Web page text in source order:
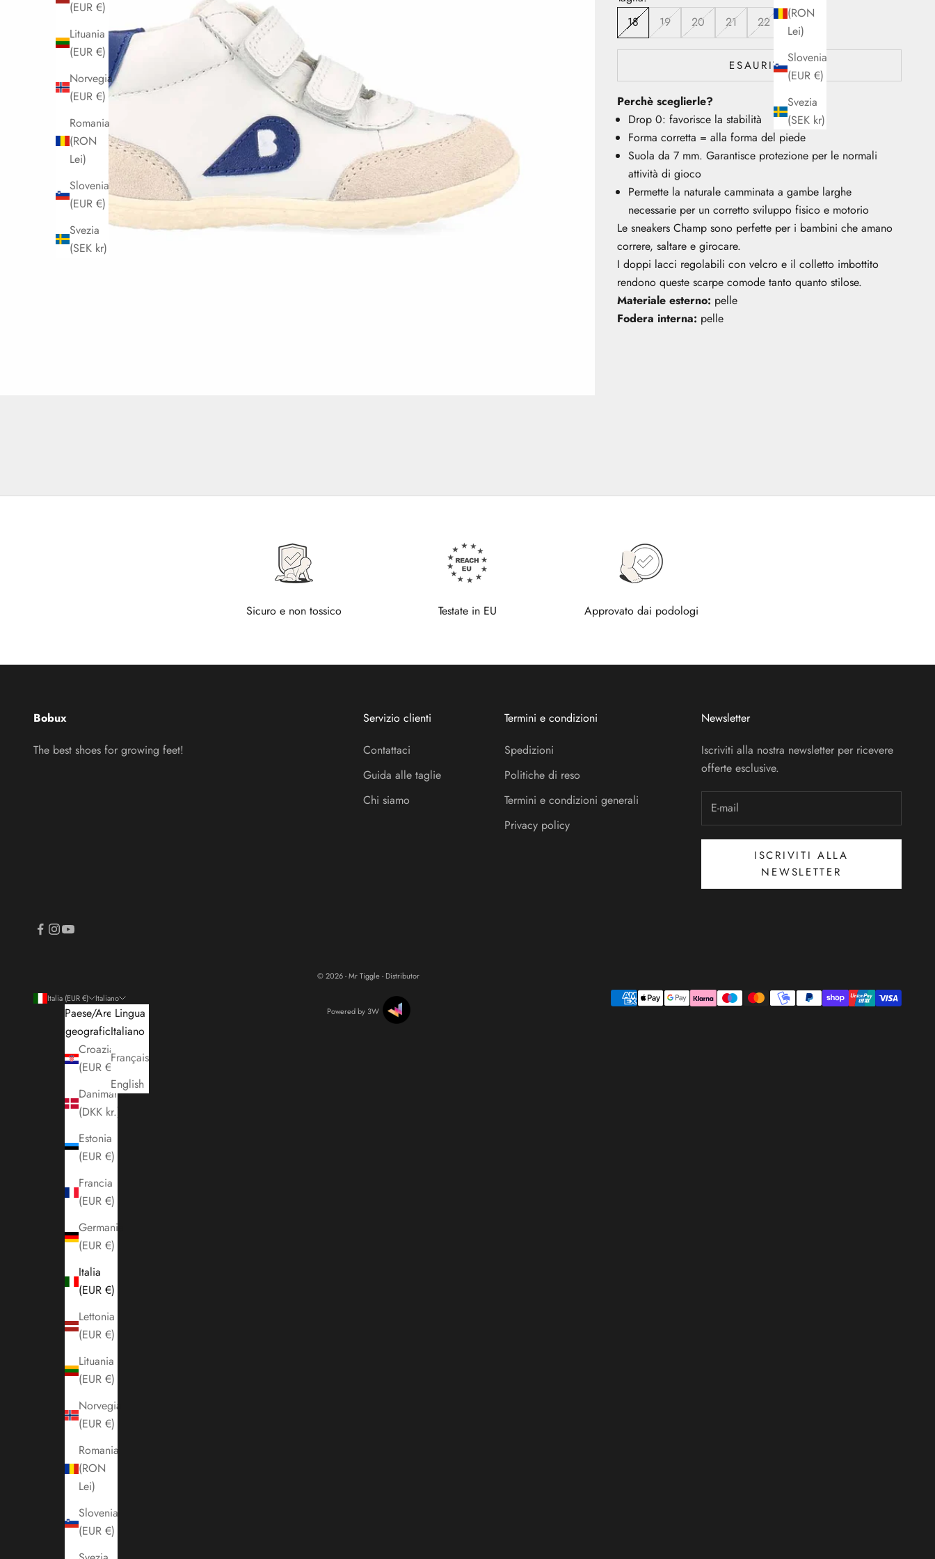
(RON
Lei)
Slovenia
(EUR €)
Svezia
(SEK kr)
(EUR €)
Lituania
(EUR €)
Norvegia
(EUR €)
Romania
(RON
Lei)
Slovenia
(EUR €)
Svezia
(SEK kr)
18
19 20 21 22
ESAURITO
Perchè sceglierle?
Drop 0: favorisce la stabilità
Forma corretta = alla forma del piede
Suola da 7 mm. Garantisce protezione per le normali
attività di gioco
Permette la naturale camminata a gambe larghe
necessarie per un corretto sviluppo fisico e motorio
Le sneakers Champ sono perfette per i bambini che amano
correre, saltare e girocare.
I doppi lacci regolabili con velcro e il colletto imbottito
rendono queste scarpe comode tanto quanto stilose.
Materiale esterno: pelle
Fodera interna: pelle
Sicuro e non tossico Testate in EU Approvato dai podologi
Bobux
The best shoes for growing feet!
Servizio clienti
Contattaci
Guida alle taglie
Chi siamo
Termini e condizioni
Spedizioni
Politiche di reso
Termini e condizioni generali
Privacy policy
Newsletter
Iscriviti alla nostra newsletter per ricevere
offerte esclusive.
ISCRIVITI ALLA
NEWSLETTER
Italia (EUR €)
Paese/Area
geografica
Croazia
(EUR €)
Danimarca
(DKK kr.)
Estonia
(EUR €)
Francia
(EUR €)
Germania
(EUR €)
Italia
(EUR €)
Lettonia
(EUR €)
Lituania
(EUR €)
Norvegia
(EUR €)
Romania
(RON
Lei)
Slovenia
(EUR €)
Italiano
Lingua
Italiano
Français
English
© 2026 - Mr Tiggle - Distributor
Powered by 3W